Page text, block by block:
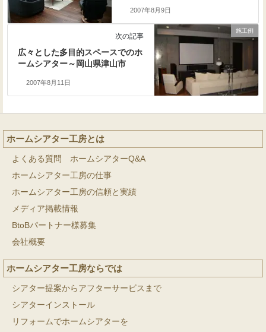
2007年8月9日
施工例
次の記事
広々とした多目的スペースでのホ
ームシアター～岡山県津山市
2007年8月11日
ホームシアター工房とは
よくある質問 ホームシアターQ&A
ホームシアター工房の仕事
ホームシアター工房の信頼と実績
メディア掲載情報
BtoBパートナー様募集
会社概要
ホームシアター工房ならでは
シアター提案からアフターサービスまで
シアターインストール
リフォームでホームシアターを